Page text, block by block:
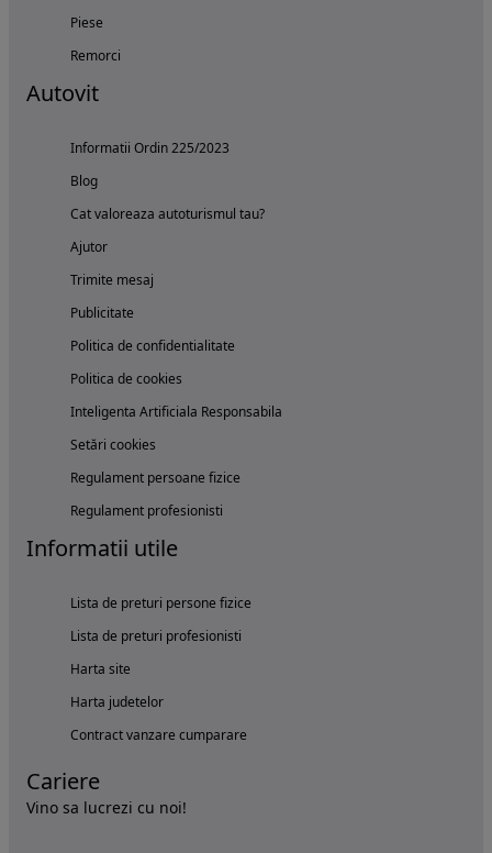
Piese
Remorci
Autovit
Informatii Ordin 225/2023
Blog
Cat valoreaza autoturismul tau?
Ajutor
Trimite mesaj
Publicitate
Politica de confidentialitate
Politica de cookies
Inteligenta Artificiala Responsabila
Setări cookies
Regulament persoane fizice
Regulament profesionisti
Informatii utile
Lista de preturi persone fizice
Lista de preturi profesionisti
Harta site
Harta judetelor
Contract vanzare cumparare
Cariere
Vino sa lucrezi cu noi!